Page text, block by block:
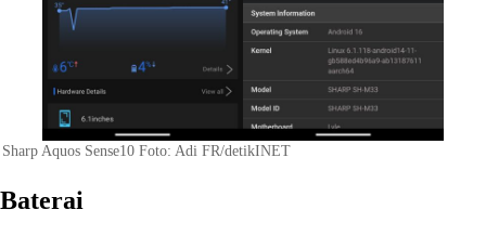
Sharp Aquos Sense10 Foto: Adi FR/detikINET
Baterai